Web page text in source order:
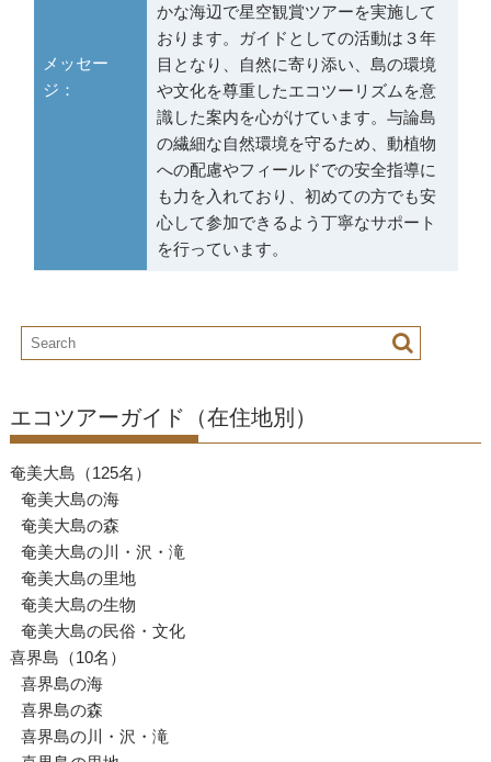
メッセー
ジ：
かな海辺で星空観賞ツアーを実施して
おります。ガイドとしての活動は３年
目となり、自然に寄り添い、島の環境
や文化を尊重したエコツーリズムを意
識した案内を心がけています。与論島
の繊細な自然環境を守るため、動植物
への配慮やフィールドでの安全指導に
も力を入れており、初めての方でも安
心して参加できるよう丁寧なサポート
を行っています。
エコツアーガイド（在住地別）
奄美大島（125名）
奄美大島の海
奄美大島の森
奄美大島の川・沢・滝
奄美大島の里地
奄美大島の生物
奄美大島の民俗・文化
喜界島（10名）
喜界島の海
喜界島の森
喜界島の川・沢・滝